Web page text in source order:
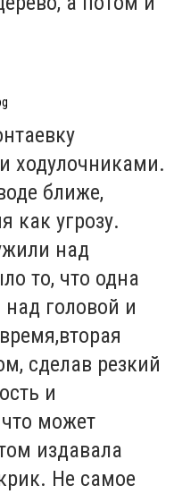
ходулочниками.
ближе,
как угрозу.
над
то, что одна
над головой и
сделав резкий
и
может
издавала
Не самое